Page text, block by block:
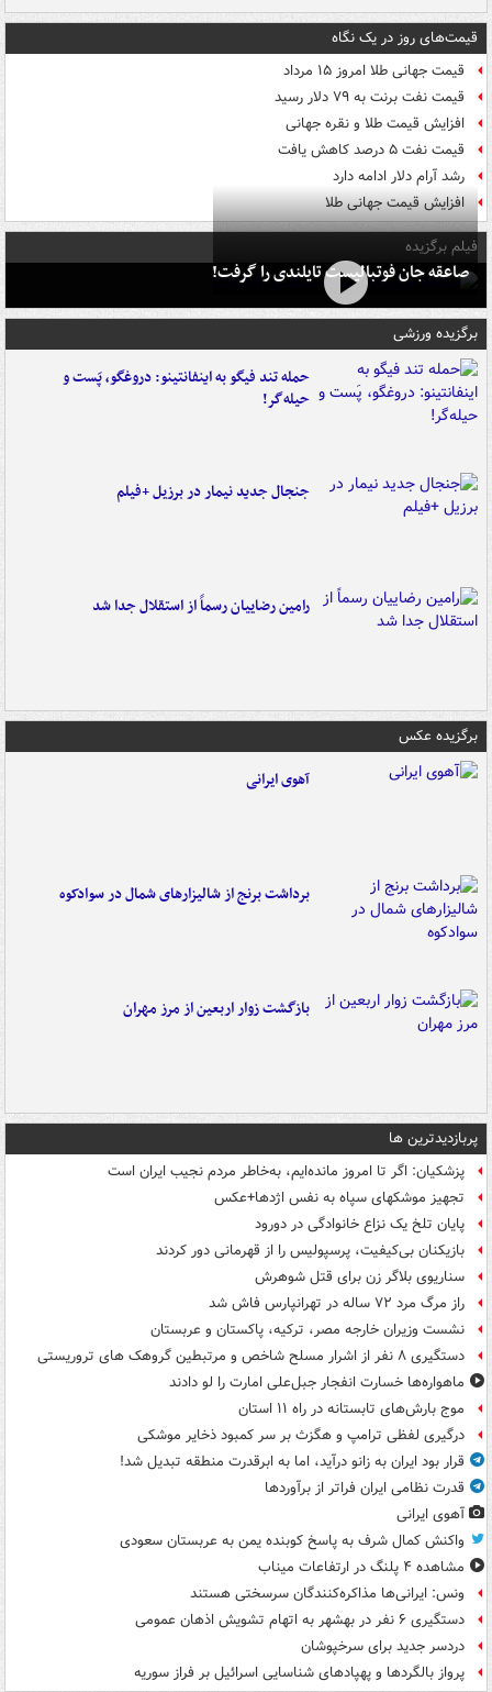
قیمت‌های روز در یک نگاه
قیمت جهانی طلا امروز ۱۵ مرداد
قیمت نفت برنت به ۷۹ دلار رسید
افزایش قیمت طلا و نقره جهانی
قیمت نفت ۵ درصد کاهش یافت
رشد آرام دلار ادامه دارد
افزایش قیمت جهانی طلا
فیلم برگزیده
صاعقه جان فوتبالیست تایلندی را گرفت!
برگزیده ورزشی
حمله تند فیگو به اینفانتینو: دروغگو، پَست‌ و
حیله‌گر!
جنجال جدید نیمار در برزیل +فیلم
رامین رضاییان رسماً از استقلال جدا شد
برگزیده عکس
آهوی ایرانی
برداشت برنج از شالیزارهای شمال در سوادکوه
بازگشت زوار اربعین از مرز مهران
پربازدیدترین ها
پزشکیان: اگر تا امروز مانده‌ایم، به‌خاطر مردم نجیب ایران است
تجهیز موشکهای سپاه به نفس اژدها+عکس
پایان تلخ یک نزاع خانوادگی در دورود
بازیکنان بی‌کیفیت، پرسپولیس را از قهرمانی دور کردند
سناریوی بلاگر زن برای قتل شوهرش
راز مرگ مرد ۷۲ ساله در تهرانپارس فاش شد
نشست وزیران خارجه مصر، ترکیه، پاکستان و عربستان
دستگیری ۸ نفر از اشرار مسلح شاخص و مرتبطین گروهک های تروریستی
ماهواره‌ها خسارت انفجار جبل‌علی امارت را لو دادند
موج بارش‌های تابستانه در راه ۱۱ استان
درگیری لفظی ترامپ و هگزث بر سر کمبود ذخایر موشکی
قرار بود ایران به زانو درآید، اما به ابرقدرت منطقه تبدیل شد!
قدرت نظامی ایران فراتر از برآوردها
آهوی ایرانی
واکنش کمال شرف به پاسخ کوبنده یمن به عربستان سعودی
مشاهده ۴ پلنگ در ارتفاعات میناب
ونس: ایرانی‌ها مذاکره‌کنندگان سرسختی هستند
دستگیری ۶ نفر در بهشهر به اتهام تشویش اذهان عمومی
دردسر جدید برای سرخپوشان
پرواز بالگردها و پهپادهای شناسایی اسرائیل بر فراز سوریه